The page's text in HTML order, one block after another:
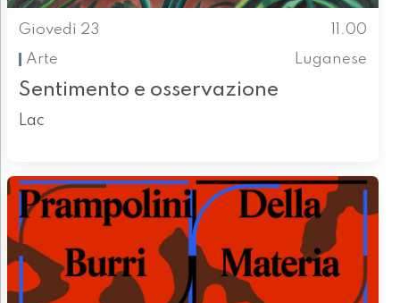
Giovedì 23
11.00
Arte
Luganese
Sentimento e osservazione
Lac